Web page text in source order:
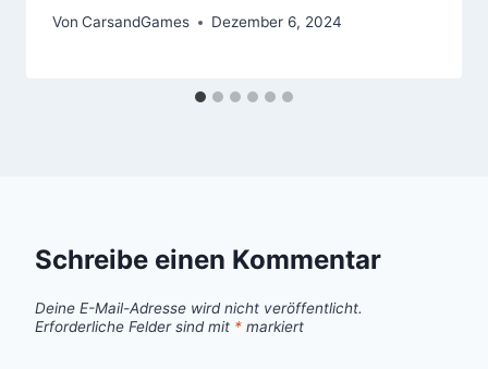
Von CarsandGames Dezember 6, 2024
Schreibe einen Kommentar
Deine E-Mail-Adresse wird nicht veröffentlicht.
Erforderliche Felder sind mit * markiert